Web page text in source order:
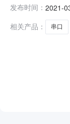
RS485
发布时间： 2021-
相关产品：
串口